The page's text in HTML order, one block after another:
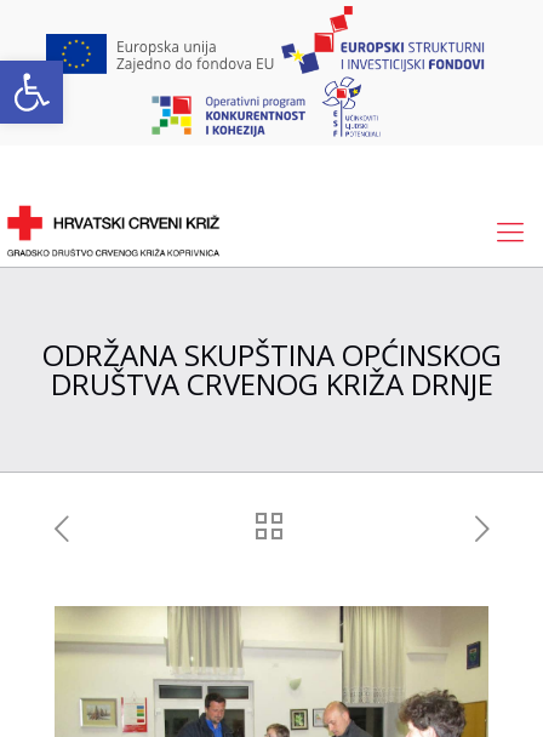
Open toolbar
ODRŽANA SKUPŠTINA OPĆINSKOG
DRUŠTVA CRVENOG KRIŽA DRNJE